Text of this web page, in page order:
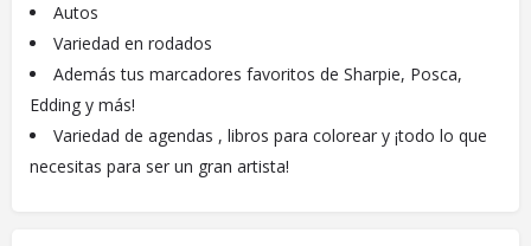
Autos
Variedad en rodados
Además tus marcadores favoritos de Sharpie, Posca,
Edding y más!
Variedad de agendas , libros para colorear y ¡todo lo que
necesitas para ser un gran artista!